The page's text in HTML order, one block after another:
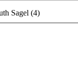
Sagel (4)